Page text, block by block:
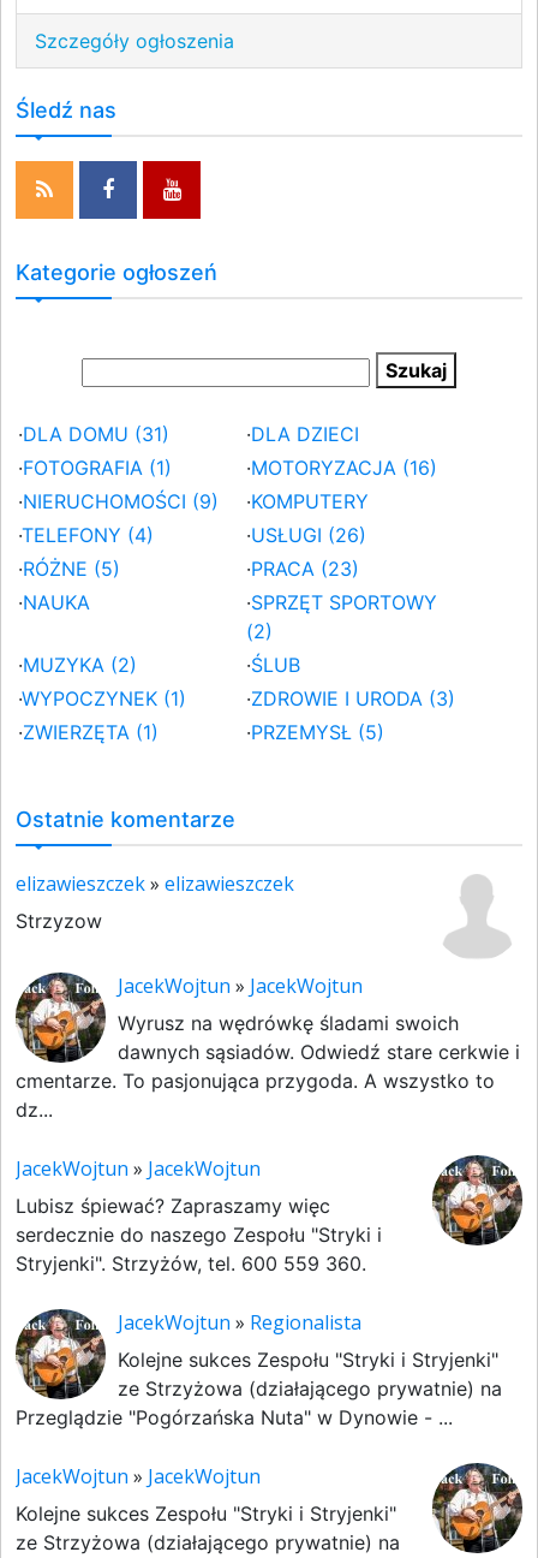
Szczegóły ogłoszenia
Śledź nas
Kategorie ogłoszeń
·DLA DOMU (31) ·DLA DZIECI
·FOTOGRAFIA (1) ·MOTORYZACJA (16)
·NIERUCHOMOŚCI (9) ·KOMPUTERY
·TELEFONY (4) ·USŁUGI (26)
·RÓŻNE (5) ·PRACA (23)
·NAUKA ·SPRZĘT SPORTOWY
(2)
·MUZYKA (2) ·ŚLUB
·WYPOCZYNEK (1) ·ZDROWIE I URODA (3)
·ZWIERZĘTA (1) ·PRZEMYSŁ (5)
Ostatnie komentarze
elizawieszczek» elizawieszczek
Strzyzow
JacekWojtun » JacekWojtun
Wyrusz na wędrówkę śladami swoich
dawnych sąsiadów. Odwiedź stare cerkwie i
cmentarze. To pasjonująca przygoda. A wszystko to
dz...
JacekWojtun » JacekWojtun
Lubisz śpiewać? Zapraszamy więc
serdecznie do naszego Zespołu "Stryki i
Stryjenki". Strzyżów, tel. 600 559 360.
JacekWojtun » Regionalista
Kolejne sukces Zespołu "Stryki i Stryjenki"
ze Strzyżowa (działającego prywatnie) na
Przeglądzie "Pogórzańska Nuta" w Dynowie - ...
JacekWojtun » JacekWojtun
Kolejne sukces Zespołu "Stryki i Stryjenki"
ze Strzyżowa (działającego prywatnie) na